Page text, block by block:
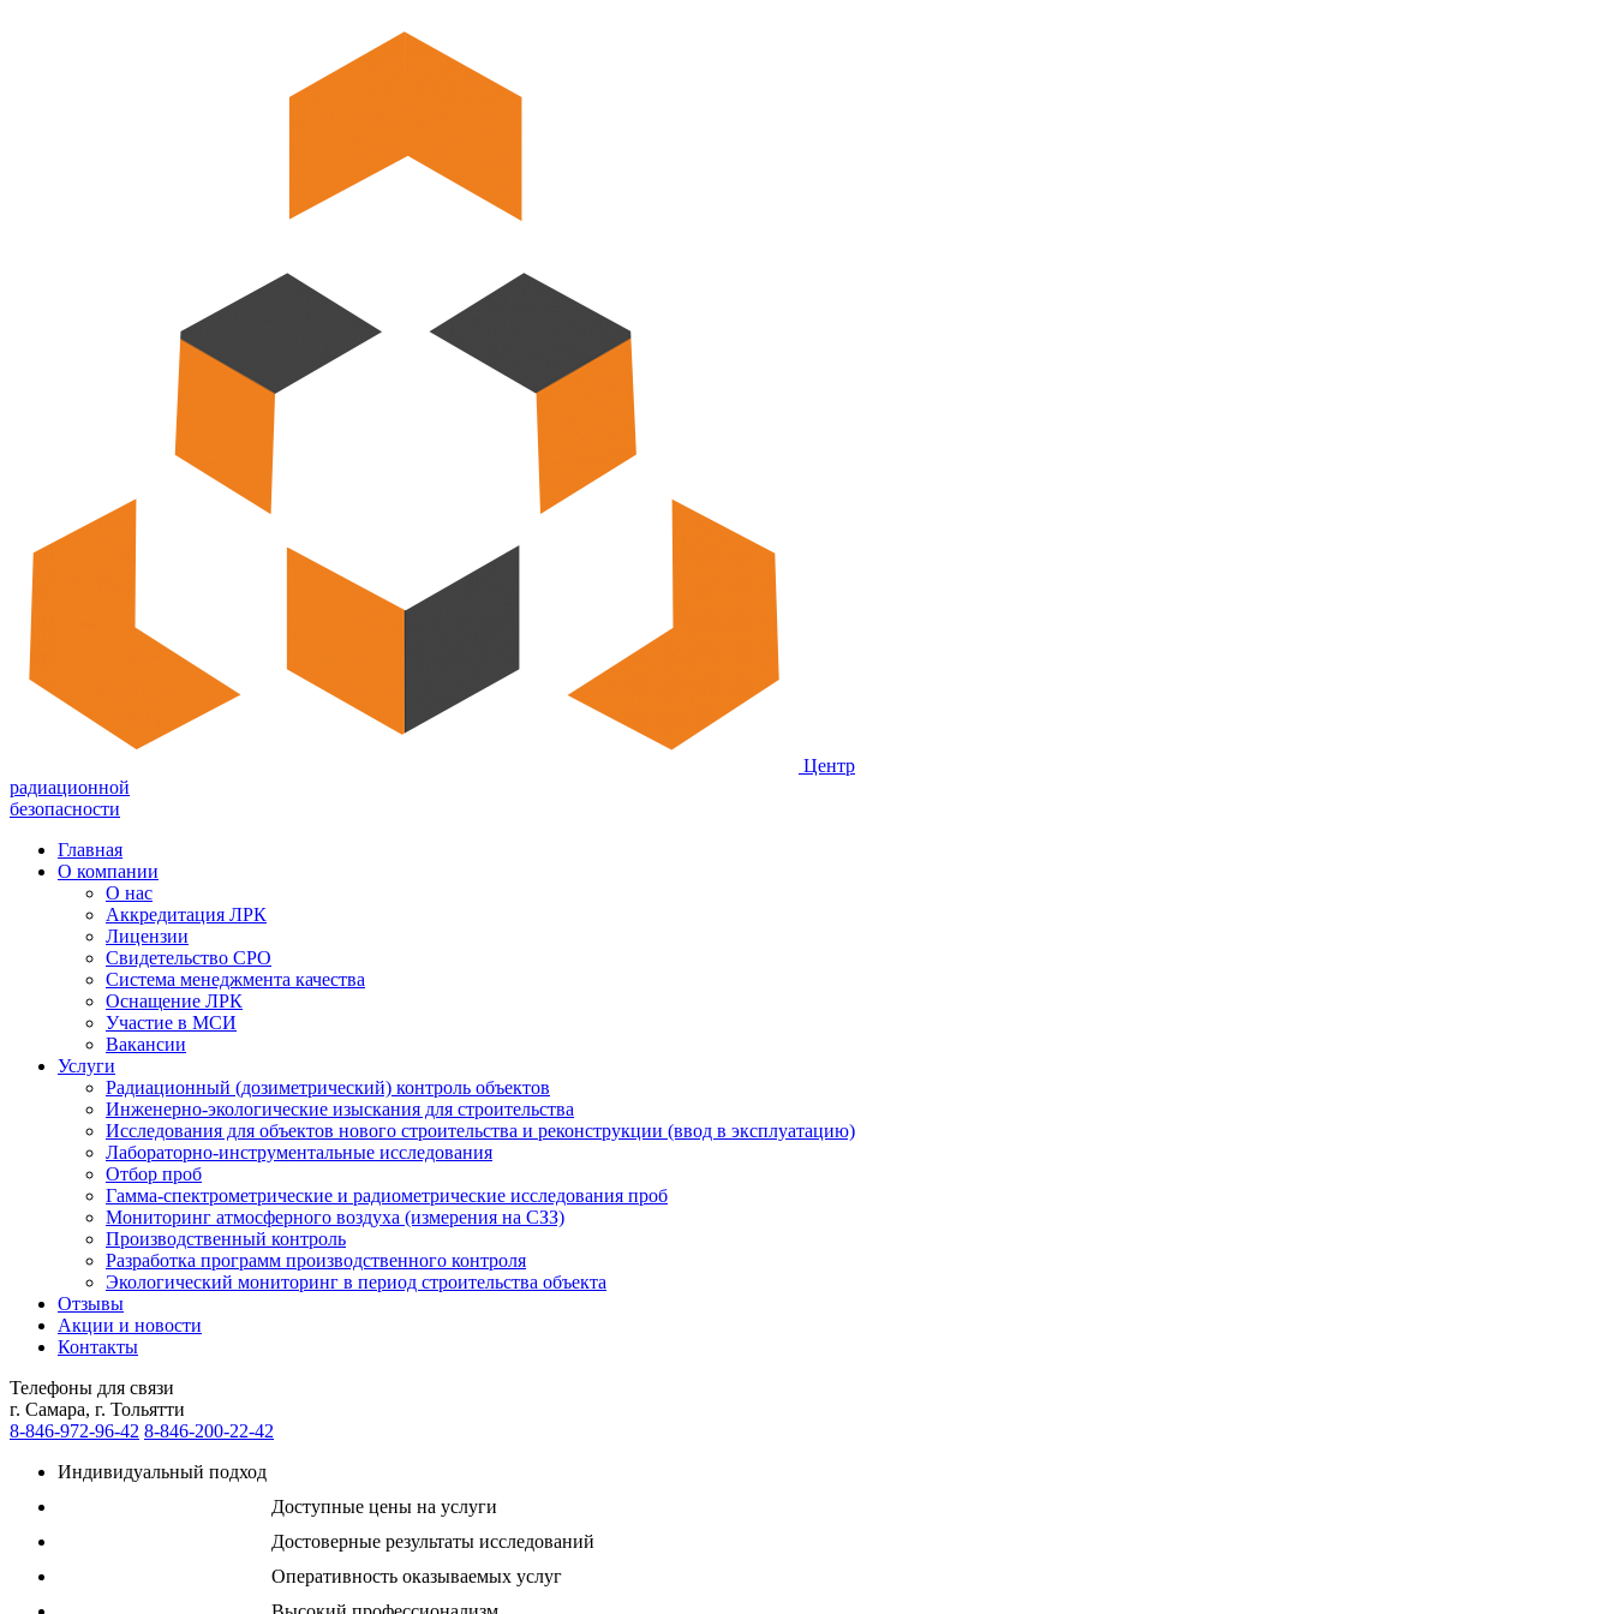
Центр
радиационной
безопасности
Главная
О компании
О нас
Аккредитация ЛРК
Лицензии
Свидетельство СРО
Система менеджмента качества
Оснащение ЛРК
Участие в МСИ
Вакансии
Услуги
Радиационный (дозиметрический) контроль объектов
Инженерно-экологические изыскания для строительства
Исследования для объектов нового строительства и реконструкции (ввод в эксплуатацию)
Лабораторно-инструментальные исследования
Отбор проб
Гамма-спектрометрические и радиометрические исследования проб
Мониторинг атмосферного воздуха (измерения на СЗЗ)
Производственный контроль
Разработка программ производственного контроля
Экологический мониторинг в период строительства объекта
Отзывы
Акции и новости
Контакты
Телефоны для связи
г. Самара, г. Тольятти
8-846-972-96-42 8-846-200-22-42
Индивидуальный подход
Доступные цены на услуги
Достоверные результаты исследований
Оперативность оказываемых услуг